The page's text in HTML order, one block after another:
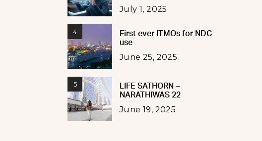
July 1, 2025
4
First ever ITMOs for NDC
use
June 25, 2025
5
LIFE SATHORN –
NARATHIWAS 22
June 19, 2025